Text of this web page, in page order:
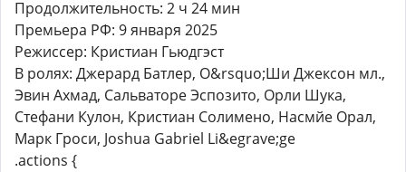
Продолжительность: 2 ч 24 мин
Премьера РФ: 9 января 2025
Режиссер: Кристиан Гьюдгэст
В ролях: Джерард Батлер, О&rsquo;Ши Джексон мл.,
Эвин Ахмад, Сальваторе Эспозито, Орли Шука,
Стефани Кулон, Кристиан Солимено, Насмйе Орал,
Марк Гроси, Joshua Gabriel Li&egrave;ge
.actions {